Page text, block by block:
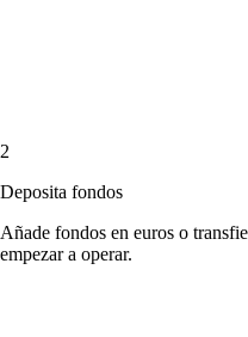
2
Deposita fondos
Añade fondos en euros o
empezar a operar.